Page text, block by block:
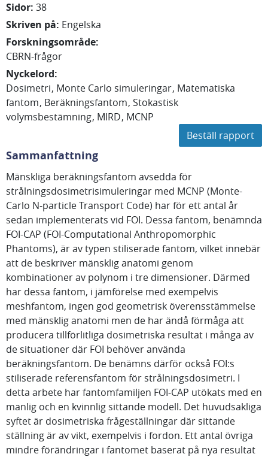
Sidor: 38
Skriven på: Engelska
Forskningsområde:
CBRN-frågor
Nyckelord:
Dosimetri Monte Carlo simuleringar Matematiska
fantom Beräkningsfantom Stokastisk
volymsbestämning MIRD MCNP
Beställ rapport
Sammanfattning
Mänskliga beräkningsfantom avsedda för
strålningsdosimetrisimuleringar med MCNP (Monte-
Carlo N-particle Transport Code) har för ett antal år
sedan implementerats vid FOI. Dessa fantom, benämnda
FOI-CAP (FOI-Computational Anthropomorphic
Phantoms), är av typen stiliserade fantom, vilket innebär
att de beskriver mänsklig anatomi genom
kombinationer av polynom i tre dimensioner. Därmed
har dessa fantom, i jämförelse med exempelvis
meshfantom, ingen god geometrisk överensstämmelse
med mänsklig anatomi men de har ändå förmåga att
producera tillförlitliga dosimetriska resultat i många av
de situationer där FOI behöver använda
beräkningsfantom. De benämns därför också FOI:s
stiliserade referensfantom för strålningsdosimetri. I
detta arbete har fantomfamiljen FOI-CAP utökats med en
manlig och en kvinnlig sittande modell. Det huvudsakliga
syftet är dosimetriska frågeställningar där sittande
ställning är av vikt, exempelvis i fordon. Ett antal övriga
mindre förändringar i fantomet baserat på nya resultat